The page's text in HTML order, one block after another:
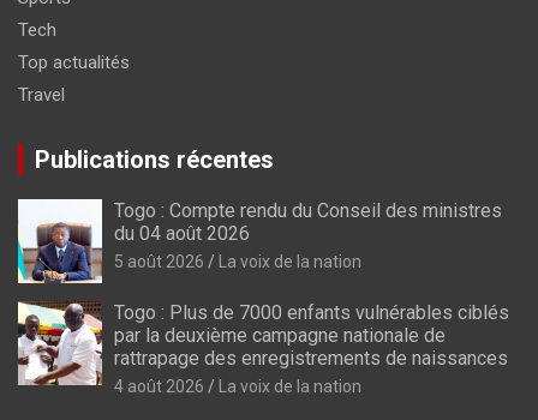
Tech
Top actualités
Travel
Publications récentes
Togo : Compte rendu du Conseil des ministres
du 04 août 2026
5 août 2026 La voix de la nation
Togo : Plus de 7000 enfants vulnérables ciblés
par la deuxième campagne nationale de
rattrapage des enregistrements de naissances
4 août 2026 La voix de la nation